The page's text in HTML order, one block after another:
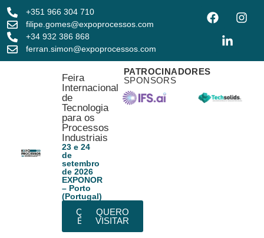
+351 966 304 710
filipe.gomes@expoprocessos.com
+34 932 386 868
ferran.simon@expoprocessos.com
Feira
Internacional
de
Tecnologia
para os
Processos
Industriais
23 e 24
de
setembro
de 2026
EXPONOR
– Porto
(Portugal)
QUERO
EXPOR
QUERO
VISITAR
PATROCINADORES
SPONSORS